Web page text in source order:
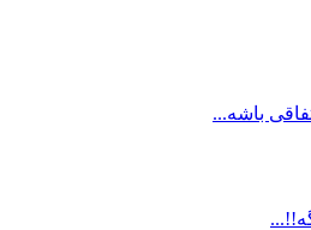
باشه...